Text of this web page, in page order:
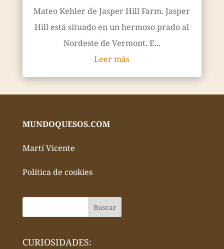
Mateo Kehler de Jasper Hill Farm. Jasper
Hill está situado en un hermoso prado al
Nordeste de Vermont. E...
Leer más
MUNDOQUESOS.COM
Martí Vicente
Política de cookies
CURIOSIDADES: